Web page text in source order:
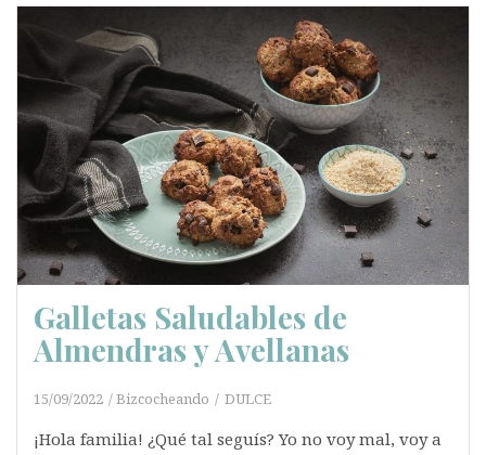
Galletas Saludables de
Almendras y Avellanas
15/09/2022 Bizcocheando DULCE
¡Hola familia! ¿Qué tal seguís? Yo no voy mal, voy a